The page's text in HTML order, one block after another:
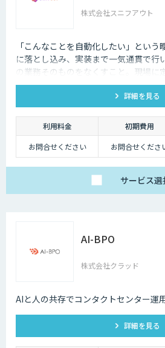
株式会社スニフアウト
「こんなことを自動化したい」とい
に落とし込み、実装まで一気通貫で行
の業務そのものをなくすこと。現場に
含めてご支援します。
詳細を見る
利用料金 初期費用
お問合せください
お問合せくださ
サービス選
AI-BPO
株式会社クラッド
AIと人の共存でコンタクトセンター運
詳細を見る